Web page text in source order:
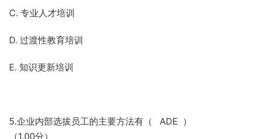
C. 专业人才培训
D. 过渡性教育培训
E. 知识更新培训
5.企业内部选拔员工的主要方法有（ ADE ）
（1.00分）